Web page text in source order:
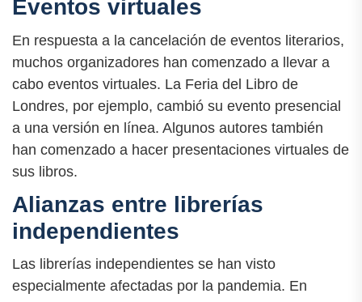
Eventos virtuales
En respuesta a la cancelación de eventos literarios,
muchos organizadores han comenzado a llevar a
cabo eventos virtuales. La Feria del Libro de
Londres, por ejemplo, cambió su evento presencial
a una versión en línea. Algunos autores también
han comenzado a hacer presentaciones virtuales de
sus libros.
Alianzas entre librerías
independientes
Las librerías independientes se han visto
especialmente afectadas por la pandemia. En